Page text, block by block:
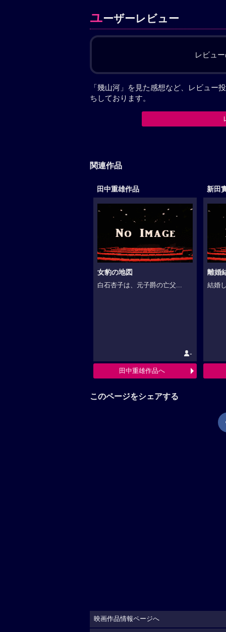
ユーザーレビュー
レビュ
「幾山河」を見た感想など、レビュー
ちしております。
関連作品
田中重雄作品
女豹の地図
白石杏子は、元子爵の亡父...
-
田中重雄作品へ
新田
離婚
結婚
このページをシェアする
映画作品情報ページへ